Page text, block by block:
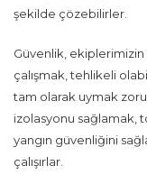
şekilde çözebilirler.
Güvenlik,
çalışmak, tehlikeli
tam olarak uymak
izolasyonu sağlamak,
yangın güvenliğini
çalışırlar.